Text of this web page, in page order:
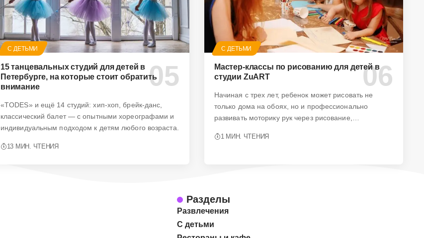
С ДЕТЬМИ
15 танцевальных студий для детей в
Петербурге, на которые стоит обратить
внимание
«TODES» и ещё 14 студий: хип-хоп, брейк-данс,
классический балет — с опытными хореографами и
индивидуальным подходом к детям любого возраста.
13 МИН. ЧТЕНИЯ
С ДЕТЬМИ
Мастер-классы по рисованию для детей в
студии ZuART
Начиная с трех лет, ребенок может рисовать не
только дома на обоях, но и профессионально
развивать моторику рук через рисование,…
1 МИН. ЧТЕНИЯ
Разделы
Развлечения
С детьми